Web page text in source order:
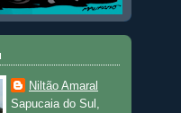
Niltão Amaral
Sapucaia do Sul,